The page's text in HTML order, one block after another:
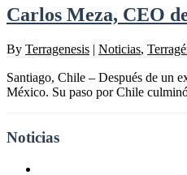
Carlos Meza, CEO
By Terragenesis | Noticias,
Santiago, Chile – Después de un
México. Su paso por Chile
Noticias